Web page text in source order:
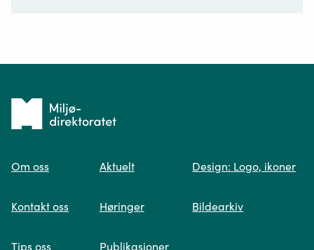
Tilbake
forsiden
Om oss
Kontakt oss
Tips oss
Aktuelt
Høringer
Publikasjoner
Design: Logo, ikoner
Bildearkiv